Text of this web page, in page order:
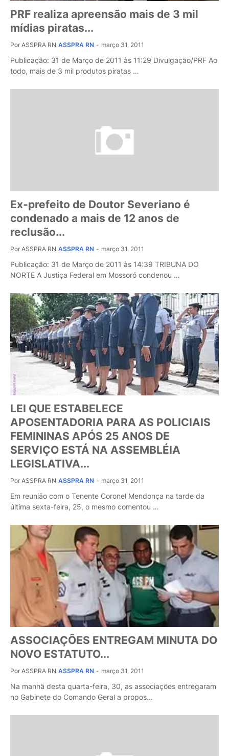
PRF realiza apreensão mais de 3 mil
mídias piratas...
Por ASSPRA RN ASSPRA RN - março 31, 2011
Publicação: 31 de Março de 2011 às 11:29 Divulgação/PRF Ao
todo, mais de 3 mil produtos piratas …
Ex-prefeito de Doutor Severiano é
condenado a mais de 12 anos de
reclusão...
Por ASSPRA RN ASSPRA RN - março 31, 2011
Publicação: 31 de Março de 2011 às 14:39 TRIBUNA DO
NORTE A Justiça Federal em Mossoró condenou …
LEI QUE ESTABELECE
APOSENTADORIA PARA AS POLICIAIS
FEMININAS APÓS 25 ANOS DE
SERVIÇO ESTÁ NA ASSEMBLÉIA
LEGISLATIVA...
Por ASSPRA RN ASSPRA RN - março 31, 2011
Em reunião com o Tenente Coronel Mendonça na tarde da
última sexta-feira, 25, o mesmo comentou …
ASSOCIAÇÕES ENTREGAM MINUTA DO
NOVO ESTATUTO...
Por ASSPRA RN ASSPRA RN - março 31, 2011
Na manhã desta quarta-feira, 30, as associações entregaram
no Gabinete do Comando Geral a propos…